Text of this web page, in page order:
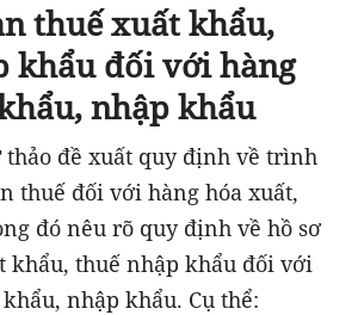
thuế xuất khẩu,
khẩu đối với hàng
nhập khẩu
đề xuất quy định về trình
thuế đối với hàng hóa xuất,
đó nêu rõ quy định về hồ sơ
khẩu, thuế nhập khẩu đối với
nhập khẩu. Cụ thể: